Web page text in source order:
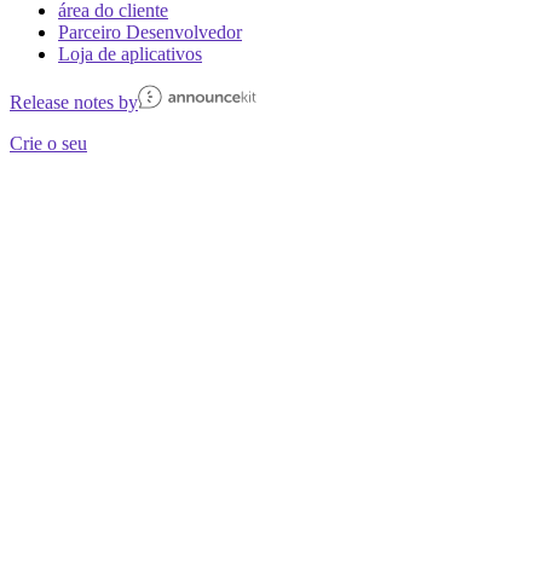
área do cliente
Parceiro Desenvolvedor
Loja de aplicativos
Release notes by
Crie o seu